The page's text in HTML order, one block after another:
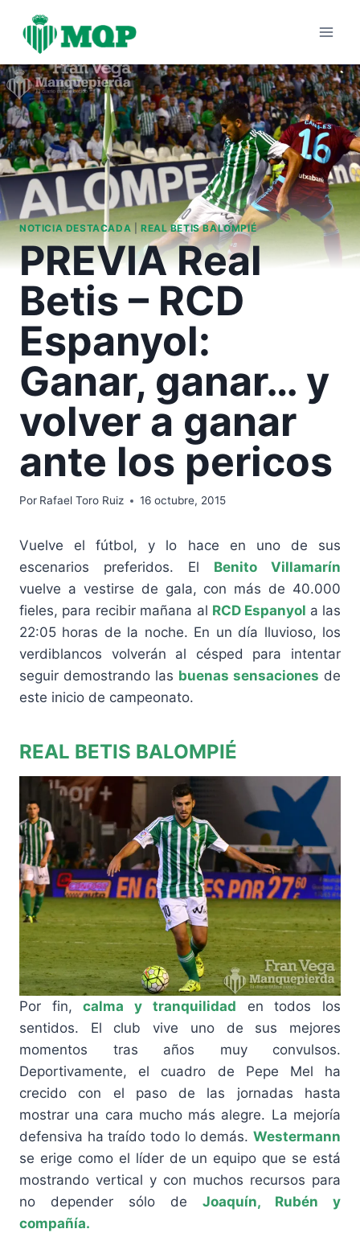
contenido
NOTICIA DESTACADA REAL BETIS BALOMPIÉ
PREVIA Real
Betis – RCD
Espanyol:
Ganar, ganar… y
volver a ganar
ante los pericos
Por Rafael Toro Ruiz 16 octubre, 2015
Vuelve el fútbol, y lo hace en uno de sus
escenarios preferidos. El Benito Villamarín
vuelve a vestirse de gala, con más de 40.000
fieles, para recibir mañana al RCD Espanyol a las
22:05 horas de la noche. En un día lluvioso, los
verdiblancos volverán al césped para intentar
seguir demostrando las buenas sensaciones de
este inicio de campeonato.
REAL BETIS BALOMPIÉ
Por fin,calma y tranquilidad
en todos los
sentidos. El club vive uno de sus mejores
momentos tras años muy convulsos.
Deportivamente, el cuadro de Pepe Mel ha
crecido con el paso de las jornadas hasta
mostrar una cara mucho más alegre. La mejoría
defensiva ha traído todo lo demás. Westermann
se erige como el líder de un equipo que se está
mostrando vertical y con muchos recursos para
no depender sólo de Joaquín, Rubén y
compañía.